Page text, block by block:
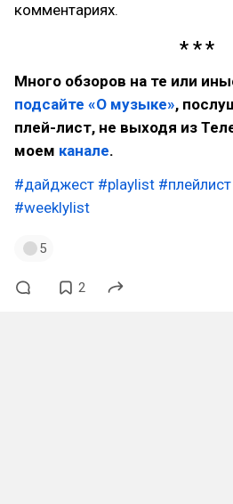
комментариях.
Много обзоров на те или
подсайте «О музыке»,
плей-лист, не выходя из
моем канале.
#дайджест #playlist #плейлист
#weeklylist
5
2